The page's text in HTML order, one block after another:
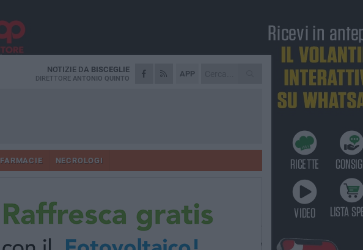
APP
NOTIZIE DA BISCEGLIE
DIRETTORE ANTONIO QUINTO
FARMACIE NECROLOGI